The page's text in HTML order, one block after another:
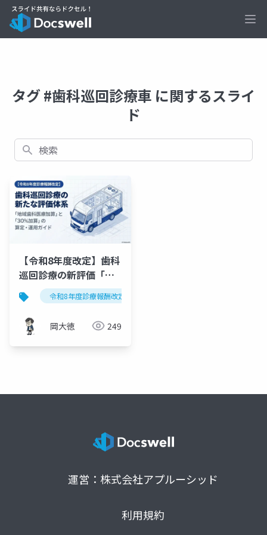
タグ #歯科巡回診療車 に関するスライ
ド
検索
【令和8年度改定】歯科
巡回診療の新評価「地
域歯科医療加算」100点
と処置等30％加算を解
説
令和8年度診療報酬改定
岡大徳 249
運営：株式会社アプルーシッド
利用規約